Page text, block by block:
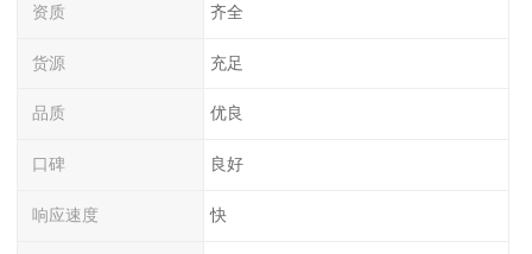
资质 齐全
货源 充足
品质 优良
口碑 良好
响应速度 快